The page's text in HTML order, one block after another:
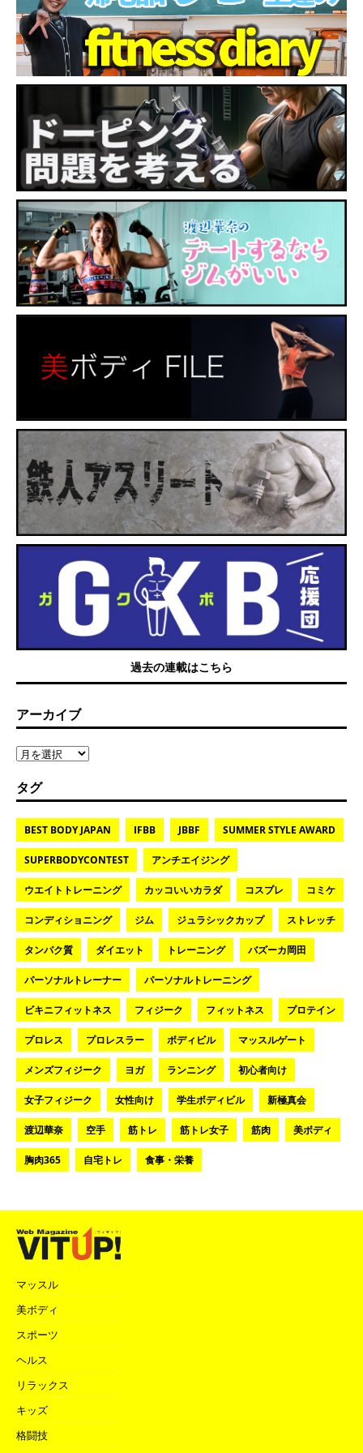
過去の連載はこちら
アーカイブ
タグ
BEST BODY JAPAN IFBB JBBF SUMMER STYLE AWARD
SUPERBODYCONTEST アンチエイジング
ウエイトトレーニング カッコいいカラダ コスプレ コミケ
コンディショニング ジム ジュラシックカップ ストレッチ
タンパク質 ダイエット トレーニング バズーカ岡田
パーソナルトレーナー パーソナルトレーニング
ビキニフィットネス フィジーク フィットネス プロテイン
プロレス プロレスラー ボディビル マッスルゲート
メンズフィジーク ヨガ ランニング 初心者向け
女子フィジーク 女性向け 学生ボディビル 新極真会
渡辺華奈 空手 筋トレ 筋トレ女子 筋肉 美ボディ
胸肉365 自宅トレ 食事・栄養
マッスル
美ボディ
スポーツ
ヘルス
リラックス
キッズ
格闘技